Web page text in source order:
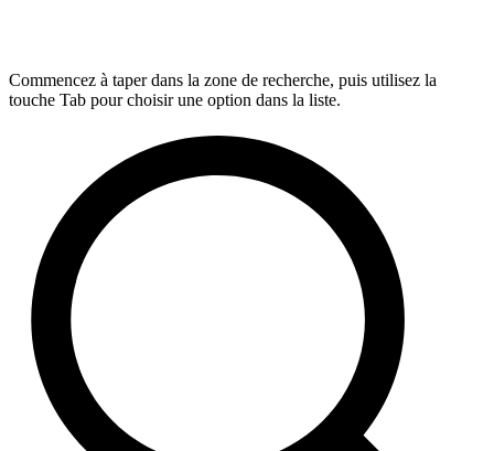
Commencez à taper dans la zone de recherche, puis utilisez la
touche Tab pour choisir une option dans la liste.